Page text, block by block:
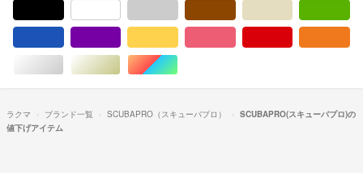
シルバー/銀色系ゴールド/金色系マルチカラー
ラクマ ブランド一覧 SCUBAPRO（スキューバプロ）
SCUBAPRO(スキューバプロ)の
値下げアイテム